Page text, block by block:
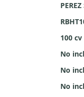
100 cv
No
No
No